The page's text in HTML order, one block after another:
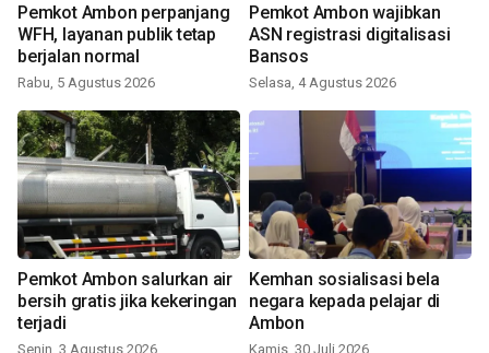
Pemkot Ambon perpanjang
WFH, layanan publik tetap
berjalan normal
Rabu, 5 Agustus 2026
Pemkot Ambon wajibkan
ASN registrasi digitalisasi
Bansos
Selasa, 4 Agustus 2026
Pemkot Ambon salurkan air
bersih gratis jika kekeringan
terjadi
Senin, 3 Agustus 2026
Kemhan sosialisasi bela
negara kepada pelajar di
Ambon
Kamis, 30 Juli 2026